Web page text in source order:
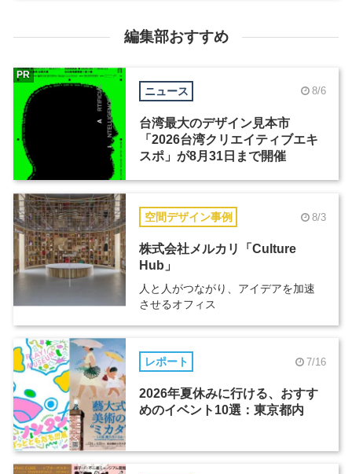
編集部おすすめ
ニュース 8/6
台湾最大のデザイン見本市
「2026台湾クリエイティブエキ
スポ」が8月31日まで開催
PR
空間デザイン事例 8/3
株式会社メルカリ「Culture
Hub」
人と人がつながり、アイデアを加速
させるオフィス
レポート 7/16
2026年夏休みに行ける、おすす
めのイベント10選：東京都内